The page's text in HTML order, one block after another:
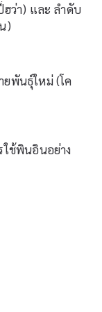
ว่า) และ ลำดับ
)
ยพันธุ์ใหม่ (โค
ใช้พินอินอย่าง